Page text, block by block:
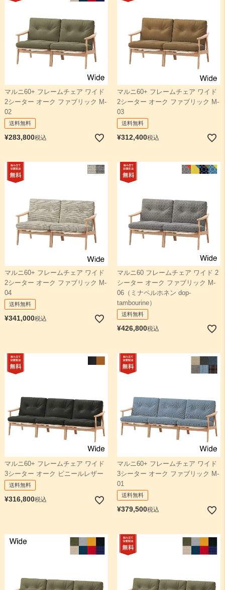
マルニ60+ フレームチェア ワイド
2シーター オーク ファブリック M-
02
送料無料
¥283,800税込
マルニ60+ フレームチェア ワイド
2シーター オーク ファブリック M-
03
送料無料
¥312,400税込
マルニ60+ フレームチェア ワイド
2シーター オーク ファブリック M-
04
送料無料
¥341,000税込
マルニ60 フレームチェア ワイド 2
シーター オーク ファブリック M-
06（ミナペルホネン dop-
tambourine）
送料無料
¥426,800税込
マルニ60+ フレームチェア ワイド
3シーター オーク ビニールレザー
送料無料
¥316,800税込
マルニ60+ フレームチェア ワイド
3シーター オーク ファブリック M-
01
送料無料
¥379,500税込